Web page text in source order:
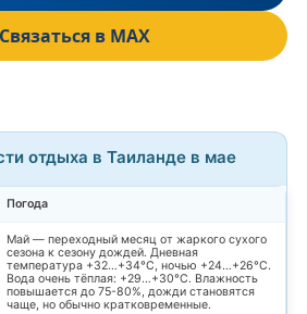
в MAX
отдыха в Таиланде в мае
Погода
Май — переходный месяц от жаркого сухого
сезона к сезону дождей. Дневная
температура +32…+34°C, ночью +24…+26°C.
Вода очень тёплая: +29…+30°C. Влажность
повышается до 75-80%, дожди становятся
чаще, но обычно кратковременные.